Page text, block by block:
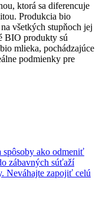
ktorá sa diferencuje
Produkcia bio
všetkých stupňoch jej
BIO produkty sú
mlieka, pochádzajúce
podmienky pre
spôsoby ako odmeniť
zábavných súťaží
Neváhajte zapojiť celú